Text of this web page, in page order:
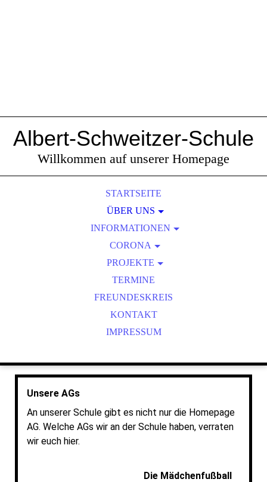
Albert-Schweitzer-Schule
Willkommen auf unserer Homepage
STARTSEITE
ÜBER UNS
SCHULPROFIL
KOLLEGIUM
SCHULLEITUNG
INTERVIEW SEITE
SCHULELTERNBEIRAT
SCHULSOZIALARBEIT
SEKRETARIAT
UNSERE BÜCHEREI
INFORMATIONEN
AKTUELLES
ALLGEMEINES
SCHUL- UND HAUSORDNUNG
CORONA
UNSERE HYGIENEREGELN
VERHALTEN BEI KRANKHEIT
HOMESCHOOLING
SCHNELLTEST
PROJEKTE
PARTNERSCHULE RUANDA
ICH DU WIR
SCHULOBSTPROGRAMM
ANTOLIN
FAHRRADAUSBILDUNG
BÜCHERKOFFER
TERMINE
FREUNDESKREIS
KONTAKT
IMPRESSUM
Unsere AGs
An unserer Schule gibt es nicht nur die Homepage
AG. Welche AGs wir an der Schule haben, verraten
wir euch hier.
Die Mädchenfußball